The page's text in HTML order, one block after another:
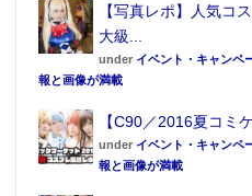
【写真レポ】人気コ
大級...
under イベント・キャンペ
報と画像が満載
【C90／2016夏コミ
under イベント・キャンペ
報と画像が満載